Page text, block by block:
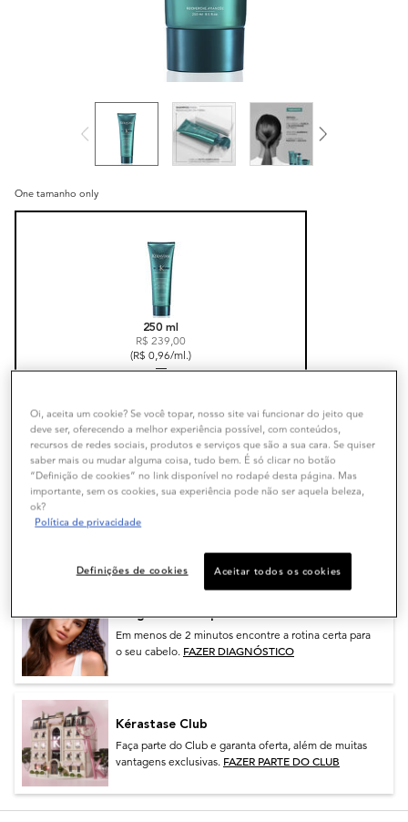
One tamanho only
Selected
250 ml
R$ 239,00
(R$ 0,96/ml.)
, 1 of 1
Frete grátis em compras a partir de R$ 499
Tenha uma consultoria personalizada e descubra
Diagnóstico Capilar
Em menos de 2 minutos encontre a rotina certa para
o seu cabelo. FAZER DIAGNÓSTICO
Kérastase Club
Faça parte do Club e garanta oferta, além de muitas
vantagens exclusivas. FAZER PARTE DO CLUB
Oi, aceita um cookie? Se você topar, nosso site vai funcionar do jeito que
deve ser, oferecendo a melhor experiência possível, com conteúdos,
recursos de redes sociais, produtos e serviços que são a sua cara. Se quiser
saber mais ou mudar alguma coisa, tudo bem. É só clicar no botão
“Definição de cookies” no link disponível no rodapé desta página. Mas
importante, sem os cookies, sua experiência pode não ser aquela beleza,
ok?
Política de privacidade
Definições de cookies Aceitar todos os cookies